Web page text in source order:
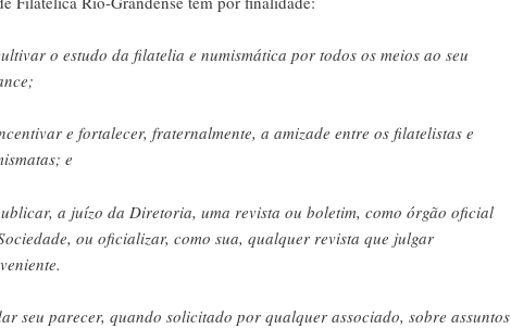
o estudo da filatelia e numismática por todos os meios ao seu
e fortalecer, fraternalmente, a amizade entre os filatelistas e
e
a juízo da Diretoria, uma revista ou boletim, como órgão oficial
ou oficializar, como sua, qualquer revista que julgar
seu parecer, quando solicitado por qualquer associado, sobre assuntos